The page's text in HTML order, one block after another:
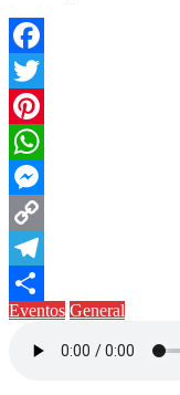
Facebook
Twitter
Pinterest
WhatsApp
Messenger
Copy
Link
Telegram
Compartir
Eventos General